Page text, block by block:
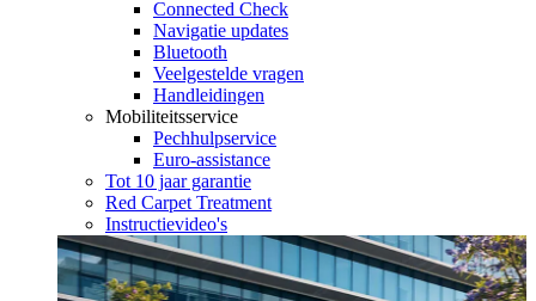
Connected Check
Navigatie updates
Bluetooth
Veelgestelde vragen
Handleidingen
Mobiliteitsservice
Pechhulpservice
Euro-assistance
Tot 10 jaar garantie
Red Carpet Treatment
Instructievideo's